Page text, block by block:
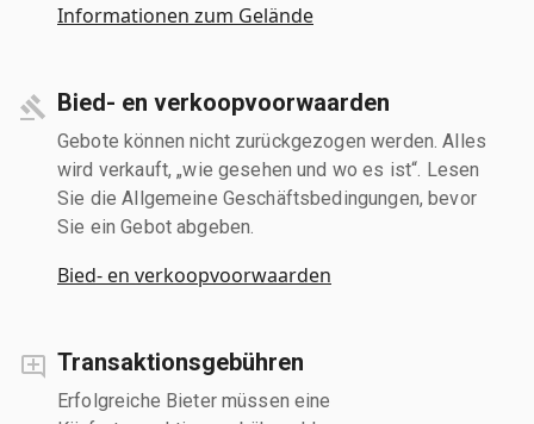
Informationen zum Gelände
Bied- en verkoopvoorwaarden
Gebote können nicht zurückgezogen werden. Alles
wird verkauft, „wie gesehen und wo es ist“. Lesen
Sie die Allgemeine Geschäftsbedingungen, bevor
Sie ein Gebot abgeben.
Bied- en verkoopvoorwaarden
Transaktionsgebühren
Erfolgreiche Bieter müssen eine